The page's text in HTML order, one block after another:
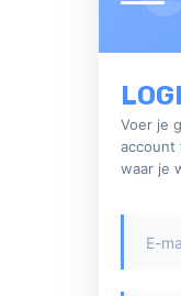
Voer je
account
waar je